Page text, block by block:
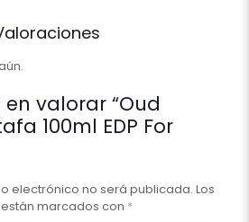
valorar “Oud
100ml EDP For
electrónico no será publicada. Los
marcados con *